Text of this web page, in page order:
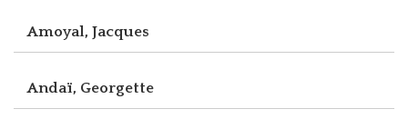
Amoyal, Jacques
Andaï, Georgette